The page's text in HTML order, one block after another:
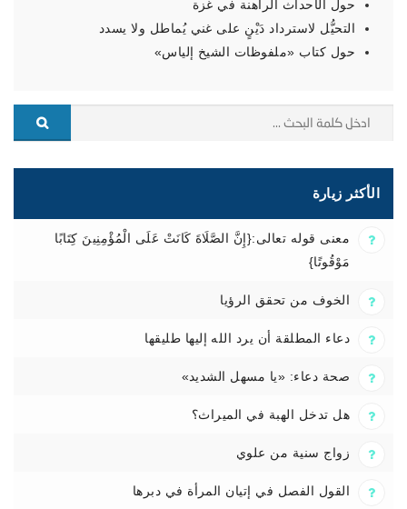
حول الأحداث الراهنة في غزة
التحيُّل لاسترداد دَيْنٍ على غني يُماطل ولا يسدد
حول كتاب «ملفوظات الشيخ إلياس»
الأكثر زيارة
معنى قوله تعالى:{إِنَّ الصَّلَاةَ كَانَتْ عَلَى الْمُؤْمِنِينَ كِتَابًا
مَوْقُوتًا}
الخوف من تحقق الرؤيا
دعاء المطلقة أن يرد الله إليها طليقها
صحة دعاء: «يا مسهل الشديد»
هل تدخل الهبة في الميراث؟
زواج سنية من علوي
القول الفصل في إتيان المرأة في دبرها